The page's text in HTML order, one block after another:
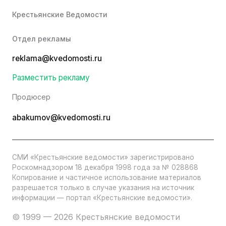
Крестьянские Ведомости
Отдел рекламы
reklama@kvedomosti.ru
Разместить рекламу
Продюсер
abakumov@kvedomosti.ru
СМИ «Крестьянские ведомости» зарегистрировано
Роскомнадзором 18 декабря 1998 года за № 028868
Копирование и частичное использование материалов
разрешается только в случае указания на источник
информации — портал «Крестьянские ведомости».
© 1999 — 2026 Крестьянские ведомости